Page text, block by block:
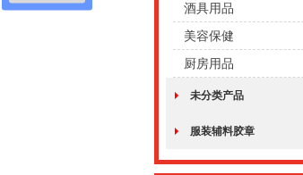
酒具用品
美容保健
厨房用品
未分类产品
服装辅料胶章